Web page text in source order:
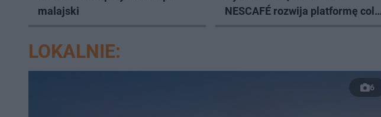
malajski
NESCAFÉ rozwija platformę cold
LOKALNIE:
6